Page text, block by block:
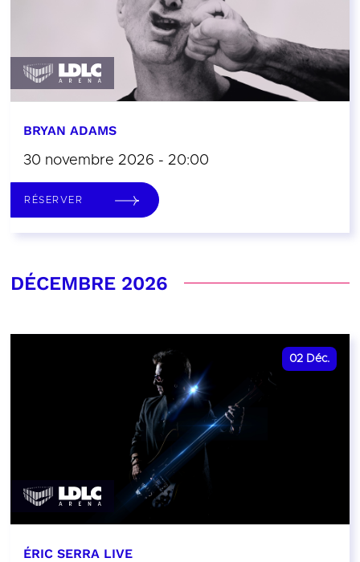
BRYAN ADAMS
30 novembre 2026 - 20:00
RÉSERVER
DÉCEMBRE 2026
02 Déc.
ÉRIC SERRA LIVE